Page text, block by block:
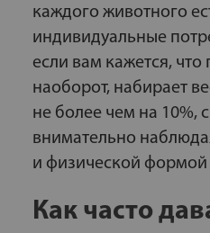
каждого животного
индивидуальные
если вам кажется, что
наоборот, набирает
не более чем на 10%,
внимательно
и физической
Как часто